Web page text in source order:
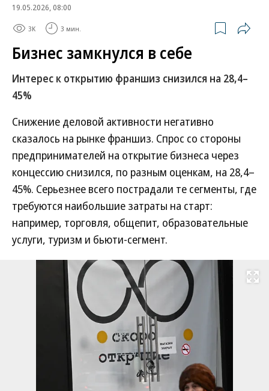
19.05.2026, 08:00
3K 3 мин.
Бизнес замкнулся в себе
Интерес к открытию франшиз снизился на 28,4–
45%
Снижение деловой активности негативно
сказалось на рынке франшиз. Спрос со стороны
предпринимателей на открытие бизнеса через
концессию снизился, по разным оценкам, на 28,4–
45%. Серьезнее всего пострадали те сегменты, где
требуются наибольшие затраты на старт:
например, торговля, общепит, образовательные
услуги, туризм и бьюти-сегмент.
Развернуть